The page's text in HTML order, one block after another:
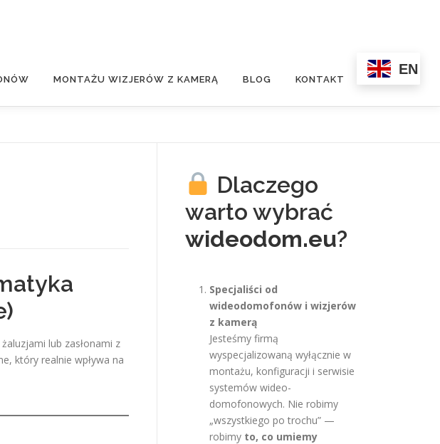
MONTAŻU WIZJERÓW Z KAMERĄ BLOG KONTAKT
EN
lub zasłonami z
który realnie wpływa na
Dlaczego
warto wybrać
wideodom.eu?
Specjaliści od
wideodomofonów i wizjerów
z kamerą
Jesteśmy firmą
wyspecjalizowaną wyłącznie w
montażu, konfiguracji i serwisie
systemów wideo-
domofonowych. Nie robimy
„wszystkiego po trochu” —
robimy to, co umiemy